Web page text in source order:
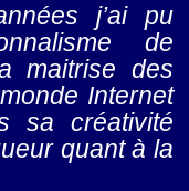
j’ai pu
de
maitrise des
Internet
sa créativité
quant à la